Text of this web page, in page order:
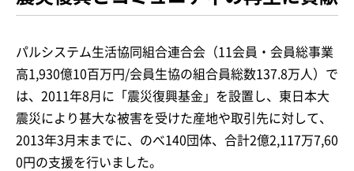
パルシステム生活協同組合連合会（11会員・会員総事業
高1,930億10百万円/会員生協の組合員総数137.8万人）で
は、2011年8月に「震災復興基金」を設置し、東日本大
震災により甚大な被害を受けた産地や取引先に対して、
2013年3月末までに、のべ140団体、合計2億2,117万7,60
0円の支援を行いました。